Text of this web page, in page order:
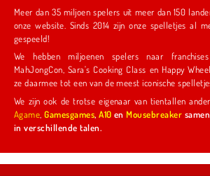
Meer dan 35 miljoen spelers uit meer dan 150
onze website. Sinds 2014 zijn onze spelletjes al
gespeeld!
We hebben miljoenen spelers naar
MahJongCon, Sara's Cooking Class en Happy Wheels getrokken en hebben
We zijn ook de trotse eigenaar van tientallen
Agame ,Gamesgames,A10 enMousebreaker
in verschillende talen.